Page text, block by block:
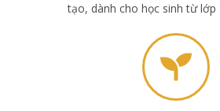
tạo, dành cho học sinh từ lớp